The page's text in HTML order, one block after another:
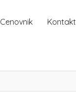
Cenovnik Kontakt